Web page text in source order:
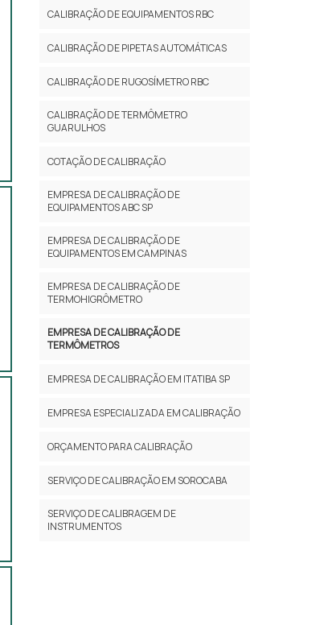
CALIBRAÇÃO DE EQUIPAMENTOS RBC
CALIBRAÇÃO DE PIPETAS AUTOMÁTICAS
CALIBRAÇÃO DE RUGOSÍMETRO RBC
CALIBRAÇÃO DE TERMÔMETRO
GUARULHOS
COTAÇÃO DE CALIBRAÇÃO
EMPRESA DE CALIBRAÇÃO DE
EQUIPAMENTOS ABC SP
EMPRESA DE CALIBRAÇÃO DE
EQUIPAMENTOS EM CAMPINAS
EMPRESA DE CALIBRAÇÃO DE
TERMOHIGRÔMETRO
EMPRESA DE CALIBRAÇÃO DE
TERMÔMETROS
EMPRESA DE CALIBRAÇÃO EM ITATIBA SP
EMPRESA ESPECIALIZADA EM CALIBRAÇÃO
ORÇAMENTO PARA CALIBRAÇÃO
SERVIÇO DE CALIBRAÇÃO EM SOROCABA
SERVIÇO DE CALIBRAGEM DE
INSTRUMENTOS